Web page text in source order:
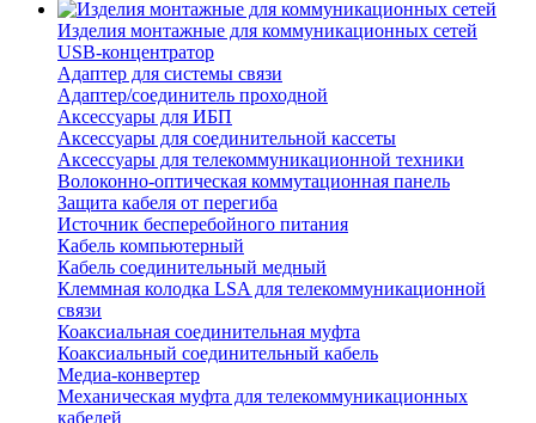
Изделия монтажные для коммуникационных сетей
USB-концентратор
Адаптер для системы связи
Адаптер/соединитель проходной
Аксессуары для ИБП
Аксессуары для соединительной кассеты
Аксессуары для телекоммуникационной техники
Волоконно-оптическая коммутационная панель
Защита кабеля от перегиба
Источник бесперебойного питания
Кабель компьютерный
Кабель соединительный медный
Клеммная колодка LSA для телекоммуникационной
связи
Коаксиальная соединительная муфта
Коаксиальный соединительный кабель
Медиа-конвертер
Механическая муфта для телекоммуникационных
кабелей